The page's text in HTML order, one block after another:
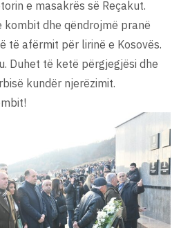
e masakrës së Reçakut.
kombit dhe qëndrojmë pranë
të afërmit për lirinë e Kosovës.
Duhet të ketë përgjegjësi dhe
kundër njerëzimit.